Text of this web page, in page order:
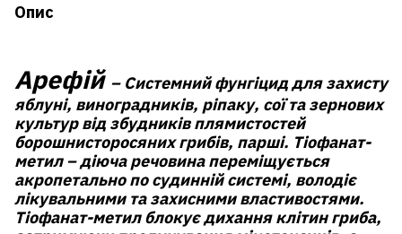
Опис
Арефій – Системний фунгіцид для захисту
яблуні, виноградників, ріпаку, сої та зернових
культур від збудників плямистостей
борошнисторосяних грибів, парші. Тіофанат-
метил – діюча речовина переміщується
акропетально по судинній системі, володіє
лікувальними та захисними властивостями.
Тіофанат-метил блокує дихання клітин гриба,